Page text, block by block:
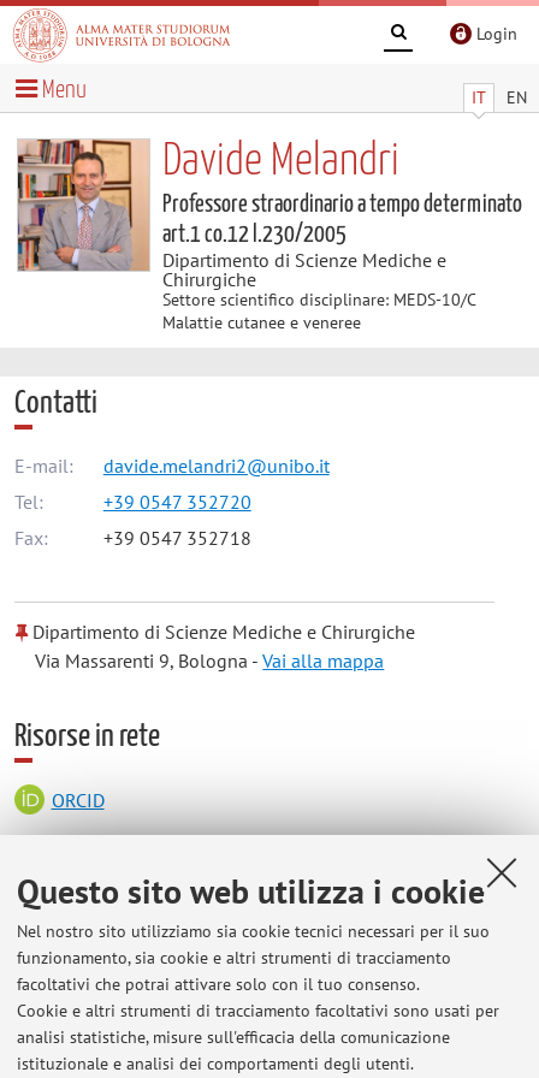
Questo sito web utilizza i cookie
Nel nostro sito utilizziamo sia cookie tecnici necessari per il suo
funzionamento, sia cookie e altri strumenti di tracciamento
facoltativi che potrai attivare solo con il tuo consenso.
Cookie e altri strumenti di tracciamento facoltativi sono usati per
analisi statistiche, misure sull'efficacia della comunicazione
istituzionale e analisi dei comportamenti degli utenti.
Login
IT EN
Menu
Davide Melandri
Professore straordinario a tempo determinato
art.1 co.12 l.230/2005
Dipartimento di Scienze Mediche e
Chirurgiche
Settore scientifico disciplinare: MEDS-10/C
Malattie cutanee e veneree
Contatti
E-mail:
davide.melandri2@unibo.it
Tel:
+39 0547 352720
Fax:
+39 0547 352718
Dipartimento di Scienze Mediche e Chirurgiche
Via Massarenti 9, Bologna -Vai alla mappa
Risorse in rete
ORCID
Orario di ricevimento
Riceve su appuntamento, previo accordi via mail.
Ultimi avvisi